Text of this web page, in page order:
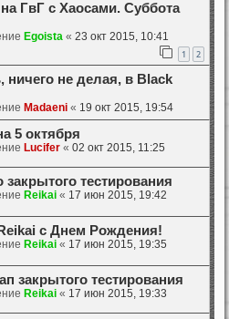
ГвГ с Хаосами. Суббота
Egoista « 23 окт 2015, 10:41
1 2
ничего не делая, в Black
Madaeni « 19 окт 2015, 19:54
5 октября
Lucifer « 02 окт 2015, 11:25
закрытого тестирования
Reikai « 17 июн 2015, 19:42
с Днем Рождения!
Reikai « 17 июн 2015, 19:35
закрытого тестирования
Reikai « 17 июн 2015, 19:33